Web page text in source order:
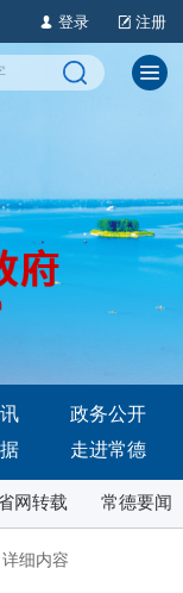
登录 注册
政务公开
走进常德
网转载 常德要闻
详细内容